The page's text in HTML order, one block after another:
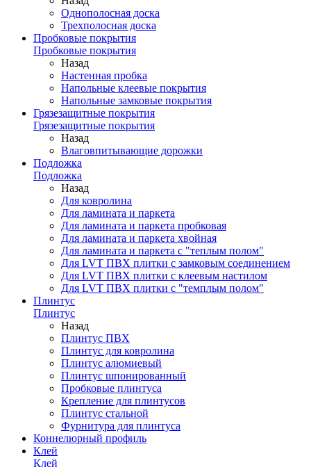
Однополосная доска
Трехполосная доска
Пробковые покрытия
Пробковые покрытия
Назад
Настенная пробка
Напольные клеевые покрытия
Напольные замковые покрытия
Грязезащитные покрытия
Грязезащитные покрытия
Назад
Влаговпитывающие дорожки
Подложка
Подложка
Назад
Для ковролина
Для ламината и паркета
Для ламината и паркета пробковая
Для ламината и паркета хвойная
Для ламината и паркета с "теплым полом"
Для LVT ПВХ плитки с замковым соединением
Для LVT ПВХ плитки с клеевым настилом
Для LVT ПВХ плитки с "темплым полом"
Плинтус
Плинтус
Назад
Плинтус ПВХ
Плинтус для ковролина
Плинтус алюмиевый
Плинтус шпонированный
Пробковые плинтуса
Крепление для плинтусов
Плинтус стальной
Фурнитура для плинтуса
Коннелюрный профиль
Клей
Клей